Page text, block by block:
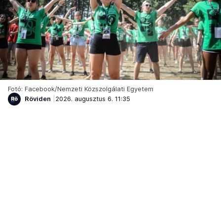
Fotó: Facebook/Nemzeti Közszolgálati Egyetem
Röviden
2026. augusztus 6. 11:35